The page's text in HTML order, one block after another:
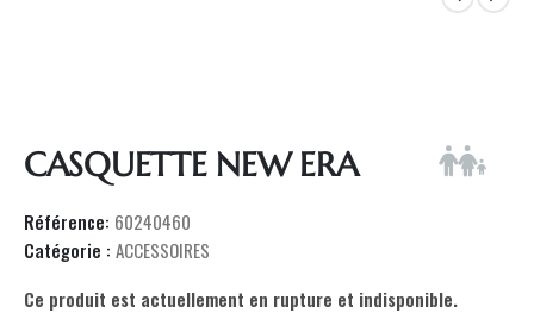
CASQUETTE NEW ERA
Référence: 60240460
Catégorie : ACCESSOIRES
Ce produit est actuellement en rupture et indisponible.